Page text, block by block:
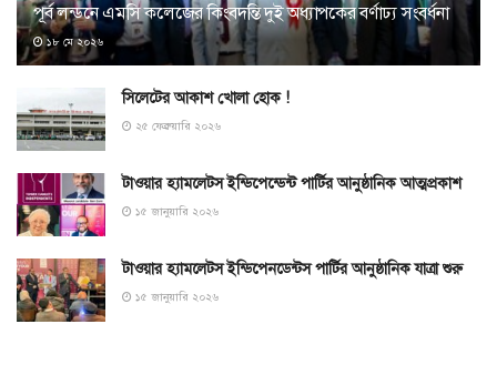
পূর্ব লন্ডনে এমসি কলেজের কিংবদন্তি দুই অধ্যাপকের বর্ণাঢ্য সংবর্ধনা
১৮ মে ২০২৬
সিলেটের আকাশ খোলা হোক !
২৫ ফেব্রুয়ারি ২০২৬
টাওয়ার হ্যামলেটস ইন্ডিপেন্ডেন্ট পার্টির আনুষ্ঠানিক আত্মপ্রকাশ
১৫ জানুয়ারি ২০২৬
টাওয়ার হ্যামলেটস ইন্ডিপেনডেন্টস পার্টির আনুষ্ঠানিক যাত্রা শুরু
১৫ জানুয়ারি ২০২৬